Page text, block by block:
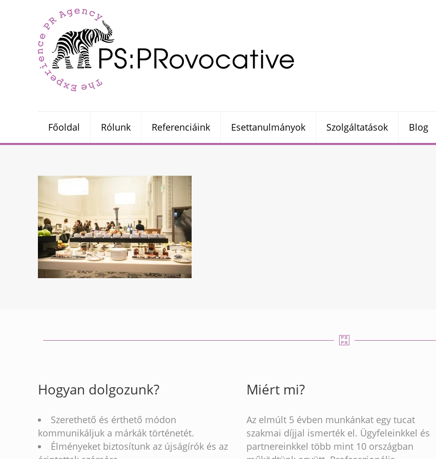
Főoldal Rólunk Referenciáink Esettanulmányok Szolgáltatások Blog
Hogyan dolgozunk?
Szerethető és érthető módon
kommunikáljuk a márkák történetét.
Élményeket biztosítunk az újságírók és az
Miért mi?
Az elmúlt 5 évben munkánkat egy tucat
szakmai díjjal ismerték el. Ügyfeleinkkel és
partnereinkkel több mint 10 országban